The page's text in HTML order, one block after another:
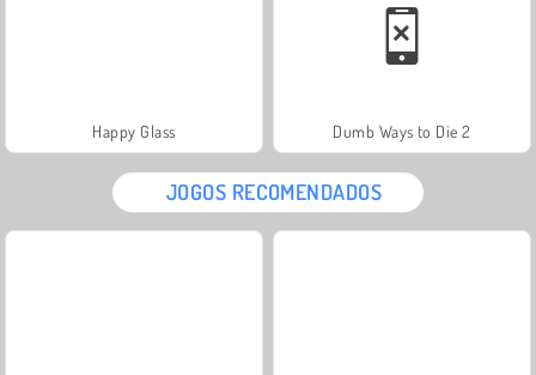
Happy Glass Dumb Ways to Die 2
JOGOS RECOMENDADOS